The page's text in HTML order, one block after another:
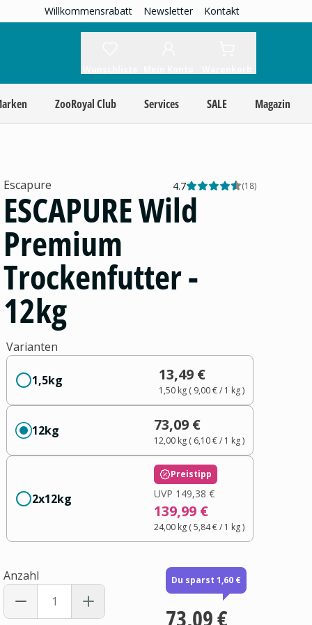
Willkommensrabatt Newsletter Kontakt
ZooRoyal Club Services SALE Magazin
Escapure 4.7 (18)
ESCAPURE Wild
Premium
Trockenfutter -
12kg
Varianten
1,5kg 13,49 €
1,50 kg( 9,00 €/ 1 kg)
12kg 73,09 €
12,00 kg( 6,10 €/ 1 kg)
2x12kg
Preistipp
UVP 149,38 €
139,99 €
24,00 kg(5,84 €/ 1 kg)
Anzahl Du sparst 1,60 €
73,09 €